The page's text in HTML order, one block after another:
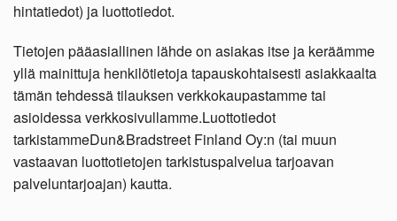
hintatiedot) ja luottotiedot.
Tietojen pääasiallinen lähde on asiakas itse ja keräämme
yllä mainittuja henkilötietoja tapauskohtaisesti asiakkaalta
tämän tehdessä tilauksen verkkokaupastamme tai
asioidessa verkkosivullamme.Luottotiedot
tarkistammeDun&Bradstreet Finland Oy:n (tai muun
vastaavan luottotietojen tarkistuspalvelua tarjoavan
palveluntarjoajan) kautta.